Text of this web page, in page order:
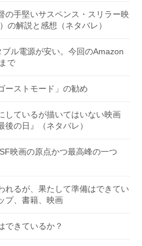
の手堅いサスペンス・スリラー映
の解説と感想（ネタバレ）
ル電源が安い。今回のAmazon
で
ーストモード」の勧め
しているが描いてはいない映画
の日』（ネタバレ）
映画の原点かつ最高峰の一つ
れるが、果たして準備はできてい
プ、書籍、映画
できているか？